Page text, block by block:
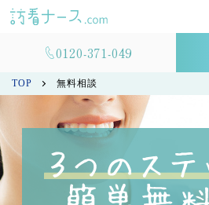
0120-371-049
TOP 無料相談